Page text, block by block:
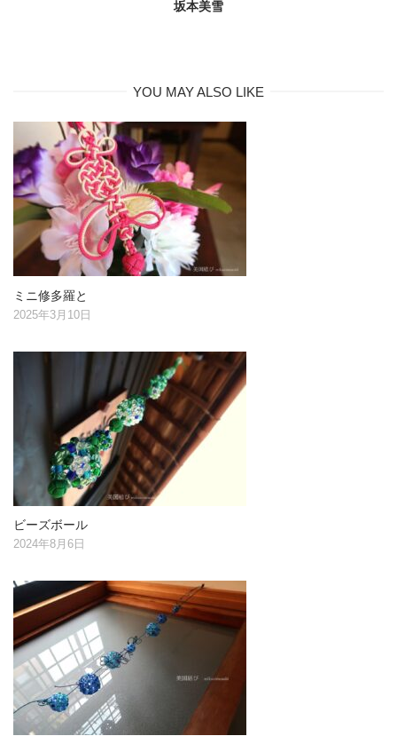
坂本美雪
YOU MAY ALSO LIKE
ミニ修多羅と
2025年3月10日
ビーズボール
2024年8月6日